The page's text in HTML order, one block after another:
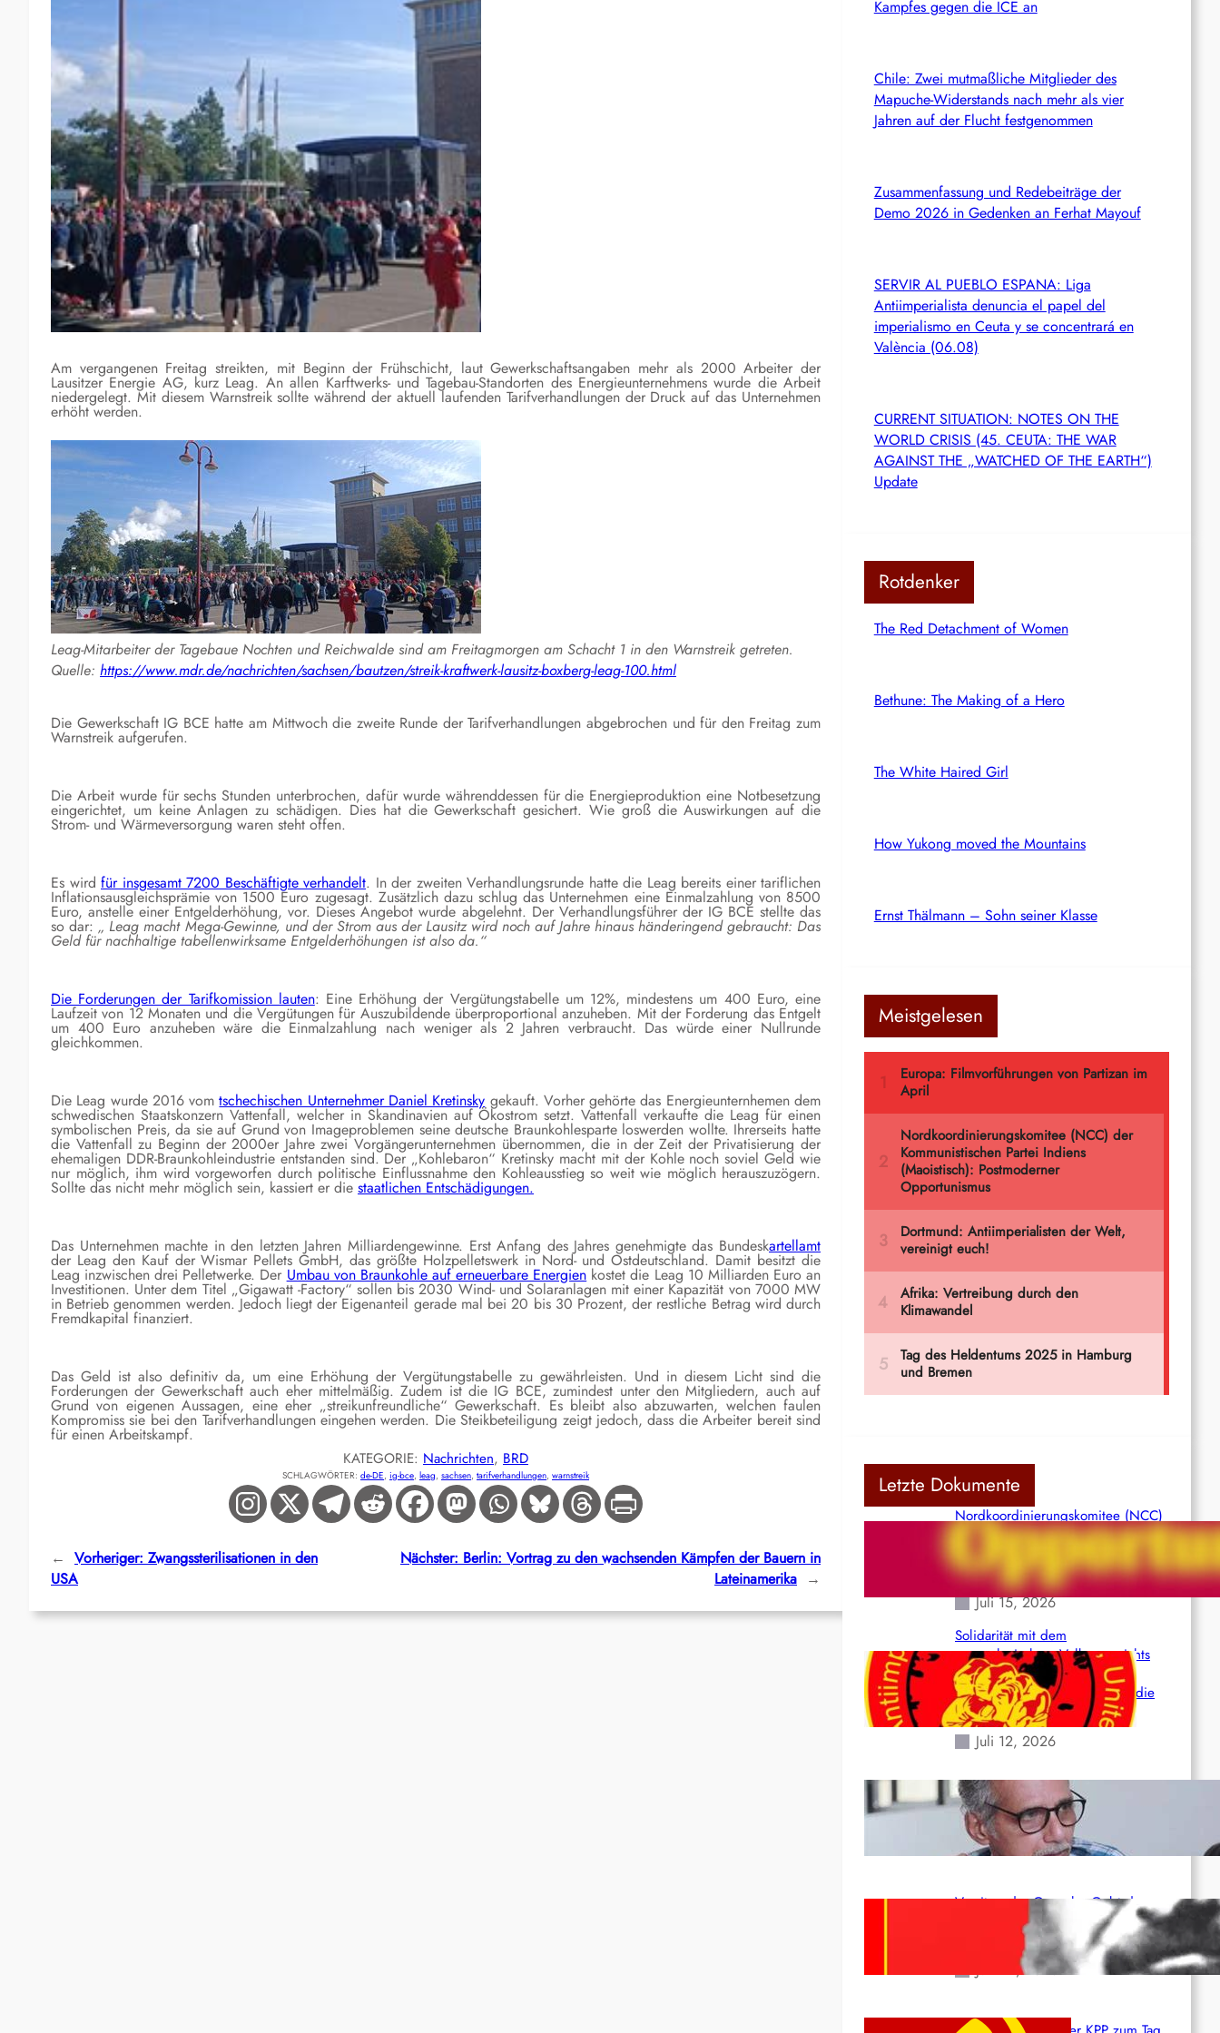
Am vergangenen Freitag streikten, mit Beginn der Frühschicht, laut Gewerkschaftsangaben mehr als 2000 Arbeiter der
Lausitzer Energie AG, kurz Leag. An allen Karftwerks- und Tagebau-Standorten des Energieunternehmens wurde die Arbeit
niedergelegt. Mit diesem Warnstreik sollte während der aktuell laufenden Tarifverhandlungen der Druck auf das Unternehmen
erhöht werden.
Leag-Mitarbeiter der Tagebaue Nochten und Reichwalde sind am Freitagmorgen am Schacht 1 in den Warnstreik getreten.
Quelle: https://www.mdr.de/nachrichten/sachsen/bautzen/streik-kraftwerk-lausitz-boxberg-leag-100.html
Die Gewerkschaft IG BCE hatte am Mittwoch die zweite Runde der Tarifverhandlungen abgebrochen und für den Freitag zum
Warnstreik aufgerufen.
Die Arbeit wurde für sechs Stunden unterbrochen, dafür wurde währenddessen für die Energieproduktion eine Notbesetzung
eingerichtet, um keine Anlagen zu schädigen. Dies hat die Gewerkschaft gesichert. Wie groß die Auswirkungen auf die
Strom- und Wärmeversorgung waren steht offen.
Es wird für insgesamt 7200 Beschäftigte verhandelt. In der zweiten Verhandlungsrunde hatte die Leag bereits einer tariflichen
Inflationsausgleichsprämie von 1500 Euro zugesagt. Zusätzlich dazu schlug das Unternehmen eine Einmalzahlung von 8500
Euro, anstelle einer Entgelderhöhung, vor. Dieses Angebot wurde abgelehnt. Der Verhandlungsführer der IG BCE stellte das
so dar: „ Leag macht Mega-Gewinne, und der Strom aus der Lausitz wird noch auf Jahre hinaus händeringend gebraucht: Das
Geld für nachhaltige tabellenwirksame Entgelderhöhungen ist also da.“
Die Forderungen der Tarifkomission lauten: Eine Erhöhung der Vergütungstabelle um 12%, mindestens um 400 Euro, eine
Laufzeit von 12 Monaten und die Vergütungen für Auszubildende überproportional anzuheben. Mit der Forderung das Entgelt
um 400 Euro anzuheben wäre die Einmalzahlung nach weniger als 2 Jahren verbraucht. Das würde einer Nullrunde
gleichkommen.
Die Leag wurde 2016 vomtschechischen Unternehmer Daniel Kretinsky gekauft. Vorher gehörte das Energieunternhemen dem
schwedischen Staatskonzern Vattenfall, welcher in Skandinavien auf Ökostrom setzt. Vattenfall verkaufte die Leag für einen
symbolischen Preis, da sie auf Grund von Imageproblemen seine deutsche Braunkohlesparte loswerden wollte. Ihrerseits hatte
die Vattenfall zu Beginn der 2000er Jahre zwei Vorgängerunternehmen übernommen, die in der Zeit der Privatisierung der
ehemaligen DDR-Braunkohleindustrie entstanden sind. Der „Kohlebaron“ Kretinsky macht mit der Kohle noch soviel Geld wie
nur möglich, ihm wird vorgeworfen durch politische Einflussnahme den Kohleausstieg so weit wie möglich herauszuzögern.
Sollte das nicht mehr möglich sein, kassiert er die staatlichen Entschädigungen.
Das Unternehmen machte in den letzten Jahren Milliardengewinne. Erst Anfang des Jahres genehmigte das Bundeskartellamt
der Leag den Kauf der Wismar Pellets GmbH, das größte Holzpelletswerk in Nord- und Ostdeutschland. Damit besitzt die
Leag inzwischen drei Pelletwerke. Der Umbau von Braunkohle auf erneuerbare Energien kostet die Leag 10 Milliarden Euro an
Investitionen. Unter dem Titel „Gigawatt -Factory“ sollen bis 2030 Wind- und Solaranlagen mit einer Kapazität von 7000 MW
in Betrieb genommen werden. Jedoch liegt der Eigenanteil gerade mal bei 20 bis 30 Prozent, der restliche Betrag wird durch
Fremdkapital finanziert.
Das Geld ist also definitiv da, um eine Erhöhung der Vergütungstabelle zu gewährleisten. Und in diesem Licht sind die
Forderungen der Gewerkschaft auch eher mittelmäßig. Zudem ist die IG BCE, zumindest unter den Mitgliedern, auch auf
Grund von eigenen Aussagen, eine eher „streikunfreundliche“ Gewerkschaft. Es bleibt also abzuwarten, welchen faulen
Kompromiss sie bei den Tarifverhandlungen eingehen werden. Die Steikbeteiligung zeigt jedoch, dass die Arbeiter bereit sind
für einen Arbeitskampf.
KATEGORIE: Nachrichten, BRD
SCHLAGWÖRTER: de-DE, ig-bce, leag, sachsen, tarifverhandlungen, warnstreik
← Vorheriger: Zwangssterilisationen in den
USA
Nächster: Berlin: Vortrag zu den wachsenden Kämpfen der Bauern in
Lateinamerika →
Kampfes gegen die ICE an
Chile: Zwei mutmaßliche Mitglieder des
Mapuche-Widerstands nach mehr als vier
Jahren auf der Flucht festgenommen
Zusammenfassung und Redebeiträge der
Demo 2026 in Gedenken an Ferhat Mayouf
SERVIR AL PUEBLO ESPANA: Liga
Antiimperialista denuncia el papel del
imperialismo en Ceuta y se concentrará en
València (06.08)
CURRENT SITUATION: NOTES ON THE
WORLD CRISIS (45. CEUTA: THE WAR
AGAINST THE „WATCHED OF THE EARTH“)
Update
Rotdenker
The Red Detachment of Women
Bethune: The Making of a Hero
The White Haired Girl
How Yukong moved the Mountains
Ernst Thälmann – Sohn seiner Klasse
Meistgelesen
Letzte Dokumente
Nordkoordinierungskomitee (NCC)
der Kommunistischen Partei Indiens
(Maoistisch): Postmoderner
Opportunismus
Juli 15, 2026
Solidarität mit dem
venezolanischem Volk angesichts
der verlorenen Leben und der
katastrophalen Situation durch die
Erdbeben des 24. Juni!
Juli 12, 2026
Indien: „Die Politik der
Kapitulation“ von K. Murali (Ajith)
Juli 1, 2026
Vorsitzender Gonzalo: Gebt das
Leben für die Partei und die
Juni 19, 2026